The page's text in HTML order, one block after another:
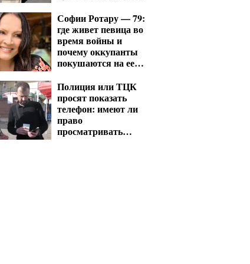
Софии Ротару — 79:
где живет певица во
время войны и
почему оккупанты
покушаются на ее
Полиция или ТЦК
просят показать
телефон: имеют ли
право
просматривать